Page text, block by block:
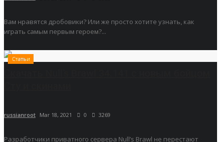
Вам нравятся дробовики? Или же просто хотите узнать, как
играть самым первым героем?...
Статьи
russianroot Mar 18, 2021 0 3269
Разработчики приватного сервера Null’s Brawl не перестают